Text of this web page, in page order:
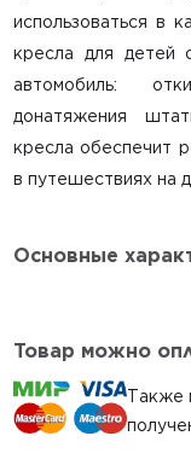
О компании
Контакты
Акции
Гигиена
Автокресла
Коляски
использоваться в
кресла для детей
автомобиль:
донатяжения
кресла обеспечит
в путешествиях на
Основные
Товар можно
Также